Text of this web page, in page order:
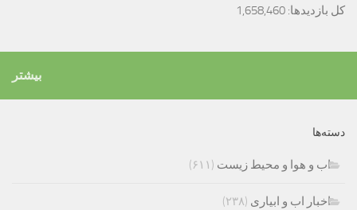
کل بازدیدها: 1,658,460
بیشتر
دسته‌ها
اب و هوا و محیط زیست (۶۱۱)
اخبار اب و ابیاری (۲۳۸)